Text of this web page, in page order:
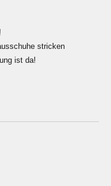
stricken
ist da!